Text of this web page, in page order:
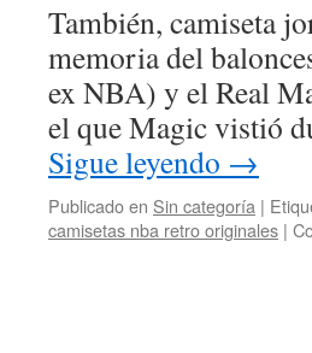
También, camiseta
memoria del
ex NBA) y el Real
el que Magic vistió
Sigue leyendo →
Publicado en Sin categoría |
camisetas nba retro originales |